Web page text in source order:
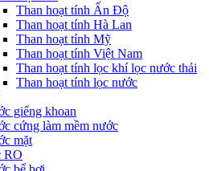
Than hoạt tính Ấn Độ
Than hoạt tính Hà Lan
Than hoạt tính Mỹ
Than hoạt tính Việt Nam
Than hoạt tính lọc khí lọc nước thải
Than hoạt tính lọc nước
giếng khoan
cứng làm mềm nước
mặt
RO